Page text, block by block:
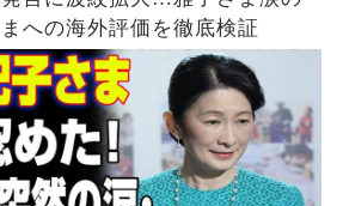
への海外評価を徹底検証